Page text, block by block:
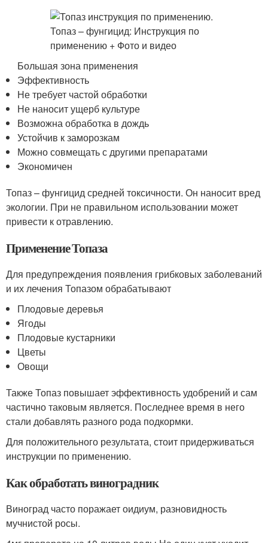
Большая зона применения
Эффективность
Не требует частой обработки
Не наносит ущерб культуре
Возможна обработка в дождь
Устойчив к заморозкам
Можно совмещать с другими препаратами
Экономичен
Топаз – фунгицид средней токсичности. Он наносит вред
экологии. При не правильном использовании может
привести к отравлению.
Применение Топаза
Для предупреждения появления грибковых заболеваний
и их лечения Топазом обрабатывают
Плодовые деревья
Ягоды
Плодовые кустарники
Цветы
Овощи
Также Топаз повышает эффективность удобрений и сам
частично таковым является. Последнее время в него
стали добавлять разного рода подкормки.
Для положительного результата, стоит придерживаться
инструкции по применению.
Как обработать виноградник
Виноград часто поражает оидиум, разновидность
мучнистой росы.